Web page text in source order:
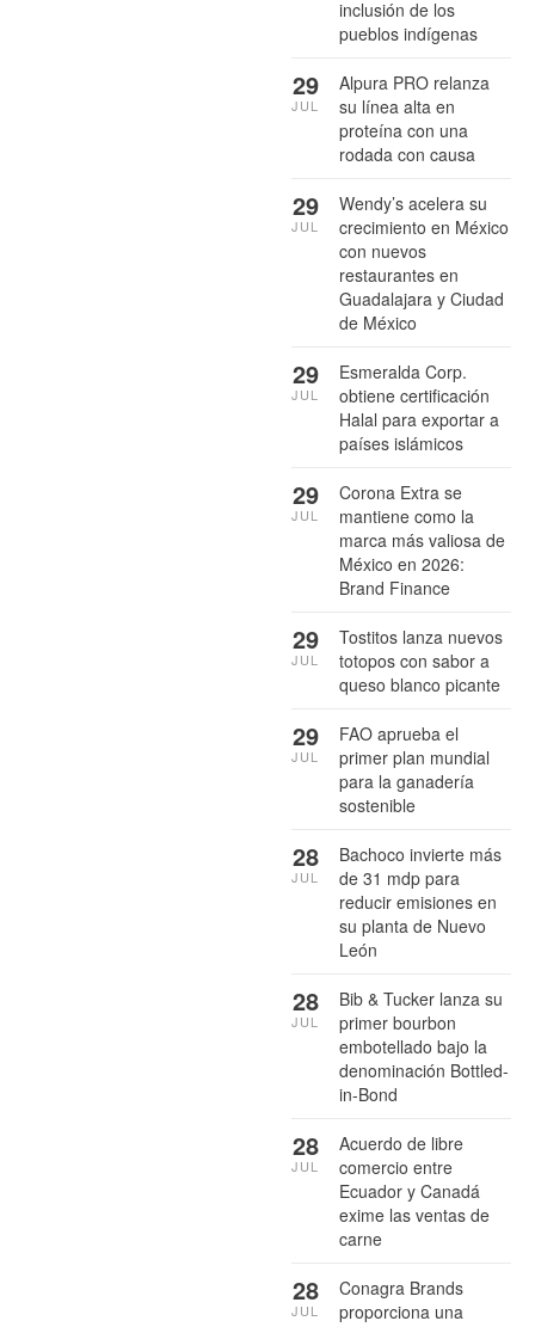
inclusión de los
pueblos indígenas
Alpura PRO relanza
su línea alta en
proteína con una
rodada con causa
29
JUL
Wendy’s acelera su
crecimiento en México
con nuevos
restaurantes en
Guadalajara y Ciudad
de México
29
JUL
Esmeralda Corp.
obtiene certificación
Halal para exportar a
países islámicos
29
JUL
Corona Extra se
mantiene como la
marca más valiosa de
México en 2026:
Brand Finance
29
JUL
Tostitos lanza nuevos
totopos con sabor a
queso blanco picante
29
JUL
FAO aprueba el
primer plan mundial
para la ganadería
sostenible
29
JUL
Bachoco invierte más
de 31 mdp para
reducir emisiones en
su planta de Nuevo
León
28
JUL
Bib & Tucker lanza su
primer bourbon
embotellado bajo la
denominación Bottled-
in-Bond
28
JUL
Acuerdo de libre
comercio entre
Ecuador y Canadá
exime las ventas de
carne
28
JUL
Conagra Brands
proporciona una
28
JUL